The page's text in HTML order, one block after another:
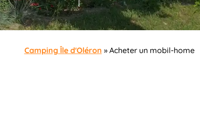
Camping Île d'Oléron » Acheter un mobil-home